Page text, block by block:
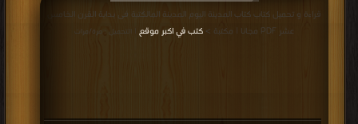
قراءة و تحميل كتاب كتاب المدينة اليوم المدينة المالكتبة فى بداية القرن الخامس
عشر PDF مجانا | مكتبة >
كتب في اكبر موقع | التحميل : مرة/مرات